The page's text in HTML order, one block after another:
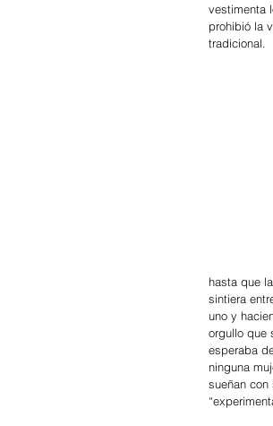
vestimenta
prohibió la
tradicional.
hasta que
sintiera
uno y
orgullo que
esperaba
ninguna
sueñan